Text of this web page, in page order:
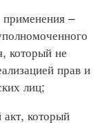
–
который не
прав и
лиц;
который